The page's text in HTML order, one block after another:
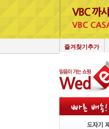
즐겨찾기추가